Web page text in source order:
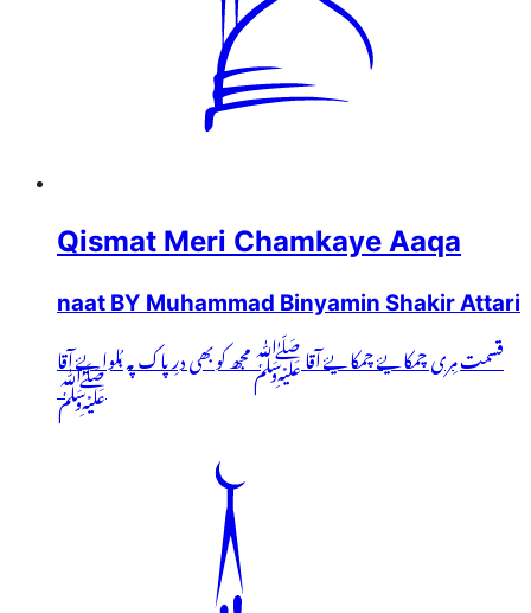
Qismat Meri Chamkaye Aaqa
naat BY Muhammad Binyamin Shakir Attari
قسمت مِری چمکایۓ چمکایۓ آقا ﷺ مجھ کو بھی درِ پاک پہ بُلوایۓ آقا
ﷺ